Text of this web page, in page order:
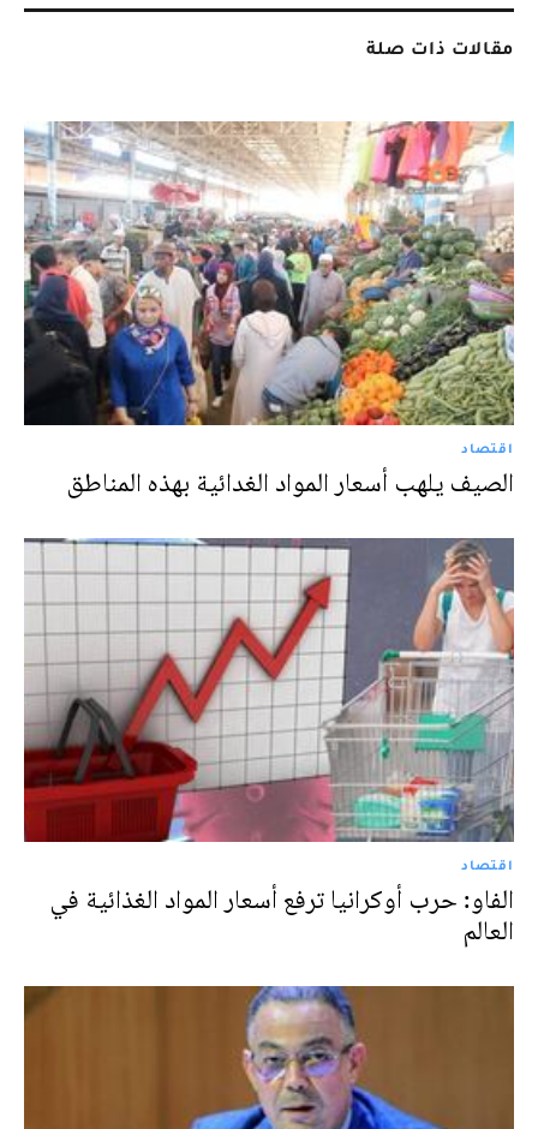
مقالات ذات صلة
اقتصاد
الصيف يلهب أسعار المواد الغدائية بهذه المناطق
اقتصاد
الفاو: حرب أوكرانيا ترفع أسعار المواد الغذائية في
العالم